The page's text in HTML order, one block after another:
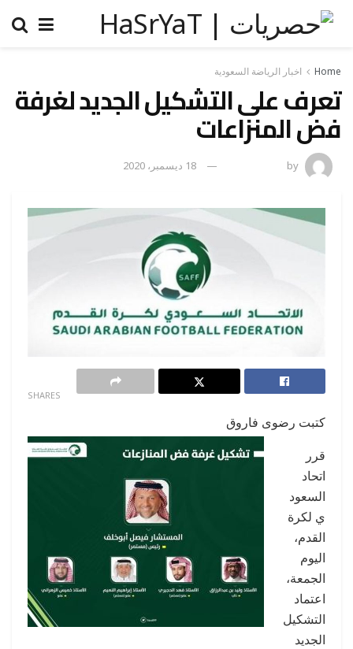
Home اخبار الرياضة السعودية
تعرف على التشكيل الجديد لغرفة
فض المنزاعات
by 18 ديسمبر، 2020
SHARES
كتبت رضوى فاروق
قرر
اتحاد
السعود
ي لكرة
القدم،
اليوم
الجمعة،
اعتماد
التشكيل
الجديد